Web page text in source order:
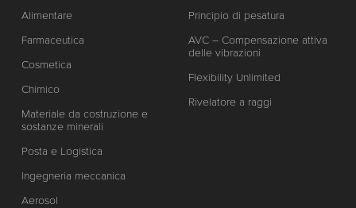
Alimentare
Farmaceutica
Cosmetica
Chimico
Materiale da costruzione e
sostanze minerali
Posta e Logistica
Ingegneria meccanica
Aerosol
Principio di pesatura
AVC – Compensazione attiva
delle vibrazioni
Flexibility Unlimited
Rivelatore a raggi